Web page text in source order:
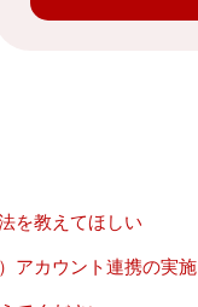
を教えてほしい
アカウント連携の実